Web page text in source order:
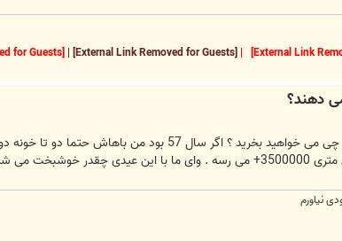
|
[External Link Removed for Guests]
|
[External Link Removed for Guests]
بچه ها شما با عیدی به زیاد ی ، یعنی 80 هزارتومانی چی می
نیاورم